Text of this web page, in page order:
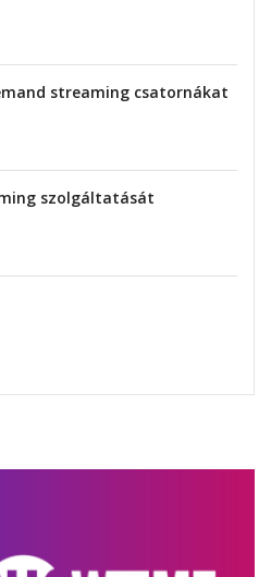
streaming csatornákat
szolgáltatását